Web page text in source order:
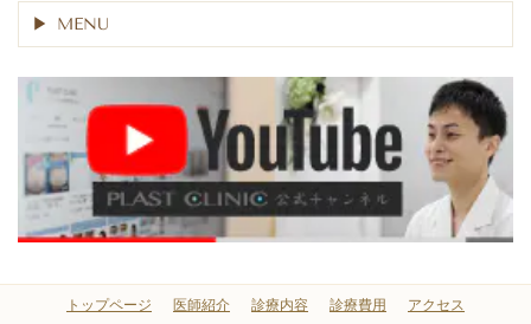
MENU
トップページ 医師紹介 診療内容 診療費用
アクセス